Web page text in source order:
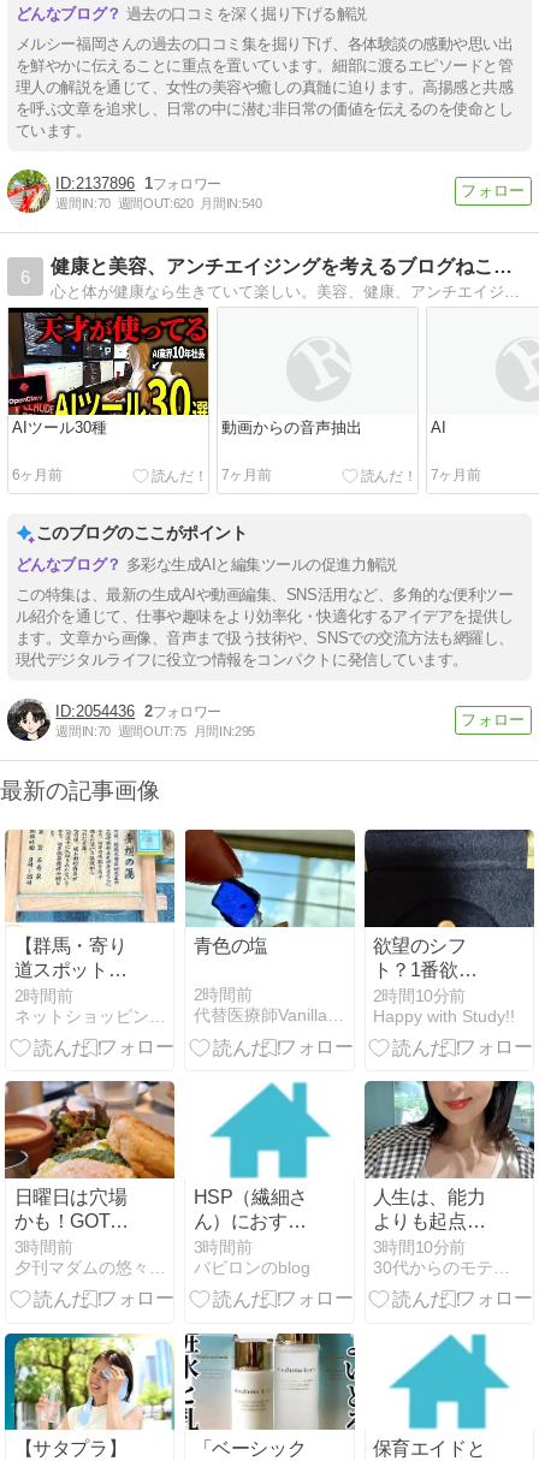
過去の口コミを深く掘り下げる解説
メルシー福岡さんの過去の口コミ集を掘り下げ、各体験談の感動や思い出
を鮮やかに伝えることに重点を置いています。細部に渡るエピソードと管
理人の解説を通じて、女性の美容や癒しの真髄に迫ります。高揚感と共感
を呼ぶ文章を追求し、日常の中に潜む非日常の価値を伝えるのを使命とし
ています。
2137896 1
週間IN:70 週間OUT:620 月間IN:540
6
健康と美容、アンチエイジングを考えるブログねことひなたぼっこ
AIツール30種
6ヶ月前
動画からの音声抽出
7ヶ月前
AI
7ヶ月前
このブログのここがポイント
多彩な生成AIと編集ツールの促進力解説
この特集は、最新の生成AIや動画編集、SNS活用など、多角的な便利ツー
ル紹介を通じて、仕事や趣味をより効率化・快適化するアイデアを提供し
ます。文章から画像、音声まで扱う技術や、SNSでの交流方法も網羅し、
現代デジタルライフに役立つ情報をコンパクトに発信しています。
2054436 2
週間IN:70 週間OUT:75 月間IN:295
最新の記事画像
【群馬・寄り
道スポット】
四万温泉発祥
の地で激熱の
足湯！？薬師
康祈願♩
2時間前
青色の塩
2時間前
欲望のシフ
ト？1番欲し
いものの変遷
～
2時間10分前
Happy with Study!!
日曜日は穴場
かも！GOTTA
のモーニング
滑り込み～♪
3時間前
HSP（繊細さ
ん）におすす
めの仕事と
は？続かない
理由と「本当
の探し方
3時間前
バビロンのblog
人生は、能力
よりも起点で
決まる。
3時間10分前
【サタプラ】
「ベーシック
保育エイドと